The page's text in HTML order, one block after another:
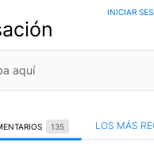
INICIAR
135 LOS MÁS